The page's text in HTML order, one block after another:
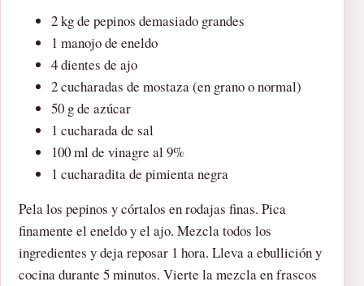
2 kg de pepinos demasiado grandes
1 manojo de eneldo
4 dientes de ajo
2 cucharadas de mostaza (en grano o normal)
50 g de azúcar
1 cucharada de sal
100 ml de vinagre al 9%
1 cucharadita de pimienta negra
Pela los pepinos y córtalos en rodajas finas. Pica
finamente el eneldo y el ajo. Mezcla todos los
ingredientes y deja reposar 1 hora. Lleva a ebullición y
cocina durante 5 minutos. Vierte la mezcla en frascos